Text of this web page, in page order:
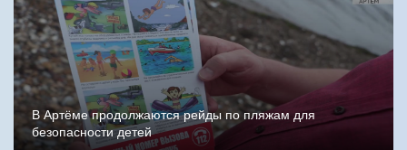
В Артёме продолжаются рейды по пляжам для
безопасности детей